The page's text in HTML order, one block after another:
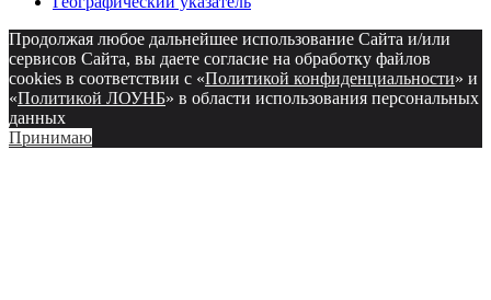
Продолжая любое дальнейшее использование Сайта и/или
сервисов Сайта, вы даете согласие на обработку файлов
cookies в соответствии с «Политикой конфиденциальности» и
«Политикой ЛОУНБ» в области использования персональных
данных
Принимаю